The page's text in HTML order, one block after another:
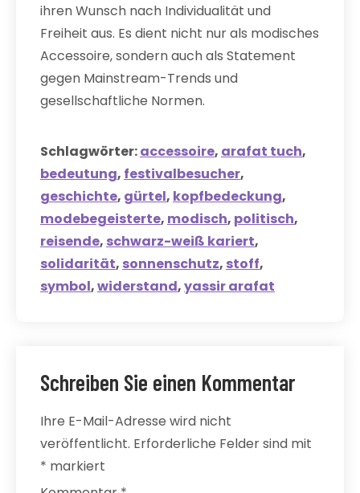
ihren Wunsch nach Individualität und
Freiheit aus. Es dient nicht nur als modisches
Accessoire, sondern auch als Statement
gegen Mainstream-Trends und
gesellschaftliche Normen.
Schlagwörter:accessoire, arafat tuch,
bedeutung, festivalbesucher,
geschichte, gürtel, kopfbedeckung,
modebegeisterte, modisch, politisch,
reisende, schwarz-weiß kariert,
solidarität, sonnenschutz, stoff,
symbol,widerstand,yassir arafat
Schreiben Sie einen Kommentar
Ihre E-Mail-Adresse wird nicht
veröffentlicht. Erforderliche Felder sind mit
* markiert